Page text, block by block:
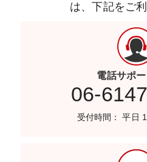
は、下記をご
電話サポー
06-
受付時間： 平日